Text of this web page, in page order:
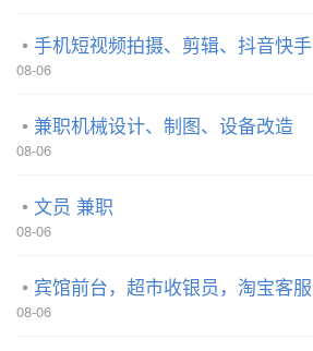
手机短视频拍摄、剪辑、抖音快手
08-06
兼职机械设计、制图、设备改造
08-06
文员 兼职
08-06
宾馆前台，超市收银员，淘宝客服
08-06